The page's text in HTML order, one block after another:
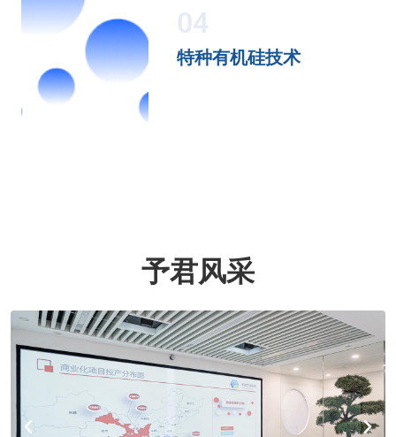
04
特种有机硅技术
予君风采